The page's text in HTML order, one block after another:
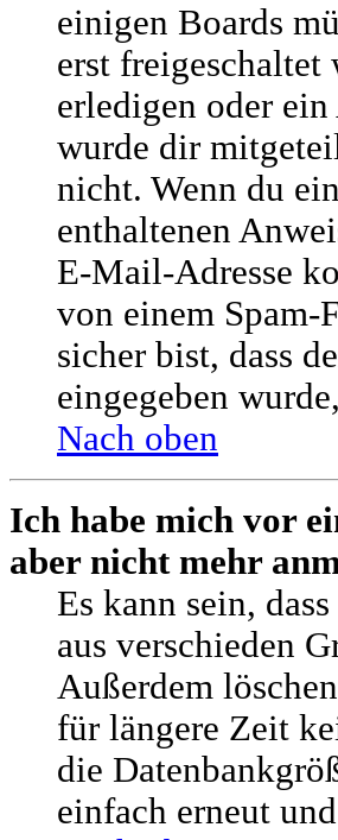
einigen Boards
erst freigeschaltet
erledigen oder
wurde dir
nicht. Wenn du
enthaltenen
E-Mail-Adresse
von einem
sicher bist, dass
eingegeben
Nach oben
Ich habe mich vor
aber nicht mehr
Es kann sein,
aus verschieden
Außerdem
für längere Zeit
die
einfach erneut